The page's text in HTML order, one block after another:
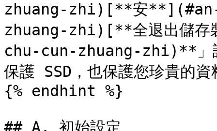
zhuang-zhi)[**安
zhuang-zhi)[**全退出儲
chu-cun-zhuang-zhi)**」說
保護 SSD，也保護您珍貴的
{% endhint %}
## A. 初始設定